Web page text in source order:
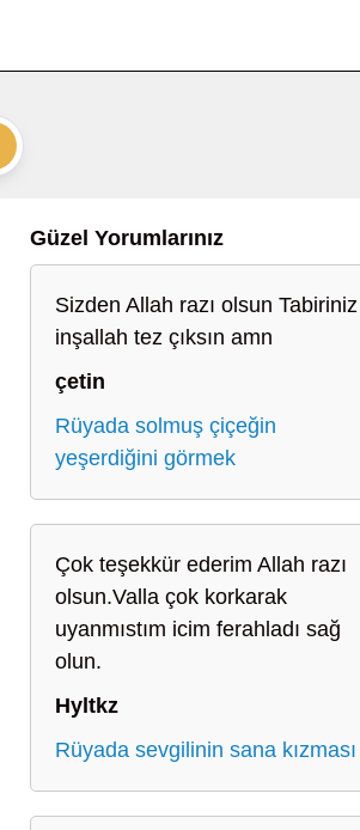
Güzel Yorumlarınız
Sizden Allah razı olsun Tabiriniz
inşallah tez çıksın amn
çetin
Rüyada solmuş çiçeğin
yeşerdiğini görmek
Çok teşekkür ederim Allah razı
olsun.Valla çok korkarak
uyanmıstım icim ferahladı sağ
olun.
Hyltkz
Rüyada sevgilinin sana kızması